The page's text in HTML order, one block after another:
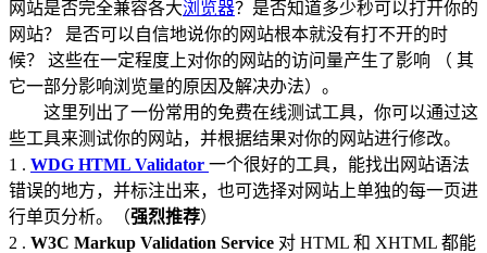
网站是否完全兼容各大浏览器？是否知道多少秒可以打开你的
网站？ 是否可以自信地说你的网站根本就没有打不开的时
候？ 这些在一定程度上对你的网站的访问量产生了影响 （ 其
它一部分影响浏览量的原因及解决办法）。
这里列出了一份常用的免费在线测试工具，你可以通过这
些工具来测试你的网站，并根据结果对你的网站进行修改。
1 . WDG HTML Validator 一个很好的工具，能找出网站语法
错误的地方，并标注出来，也可选择对网站上单独的每一页进
行单页分析。（强烈推荐）
2 . W3C Markup Validation Service 对 HTML 和 XHTML 都能